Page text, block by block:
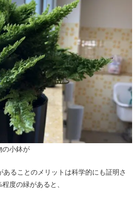
の小鉢が
ることのメリットは科学的にも証明さ
度の緑があると、